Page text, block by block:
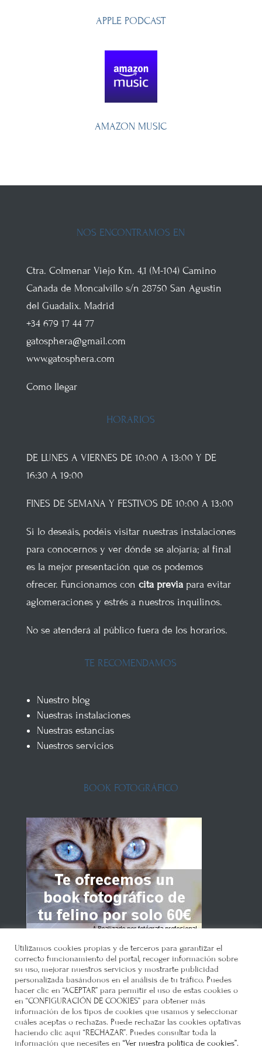
APPLE PODCAST
AMAZON MUSIC
NOS ENCONTRAMOS EN
Ctra. Colmenar Viejo Km. 4,1 (M-104)Camino
Cañada de Moncalvillo s/n 28750 San Agustin
del Guadalix. Madrid
+34 679 17 44 77
gatosphera@gmail.com
www.gatosphera.com
Como llegar
HORARIOS
DE LUNES A VIERNES DE 10:00 A 13:00 Y DE
16:30 A 19:00
FINES DE SEMANA Y FESTIVOS DE 10:00 A 13:00
Si lo deseáis, podéis visitar nuestras instalaciones
para conocernos y ver dónde se alojaría; al final
es la mejor presentación que os podemos
ofrecer. Funcionamos con cita previapara evitar
aglomeraciones y estrés a nuestros inquilinos.
No se atenderá al público fuera de los horarios.
TE RECOMENDAMOS
Nuestro blog
Nuestras instalaciones
Nuestras estancias
Nuestros servicios
BOOK FOTOGRÁFICO
Gatosphera© 2021 •Política de
privacidad•Política de cookies•Como
llegar•Requisitos•
Utilizamos cookies propias y de terceros para garantizar el
correcto funcionamiento del portal, recoger información sobre
su uso, mejorar nuestros servicios y mostrarte publicidad
personalizada basándonos en el análisis de tu tráfico. Puedes
hacer clic en “ACEPTAR” para permitir el uso de estas cookies o
en “CONFIGURACIÓN DE COOKIES” para obtener más
información de los tipos de cookies que usamos y seleccionar
cuáles aceptas o rechazas. Puede rechazar las cookies optativas
haciendo clic aquí “RECHAZAR”. Puedes consultar toda la
información que necesites en “Ver nuestra política de cookies”.